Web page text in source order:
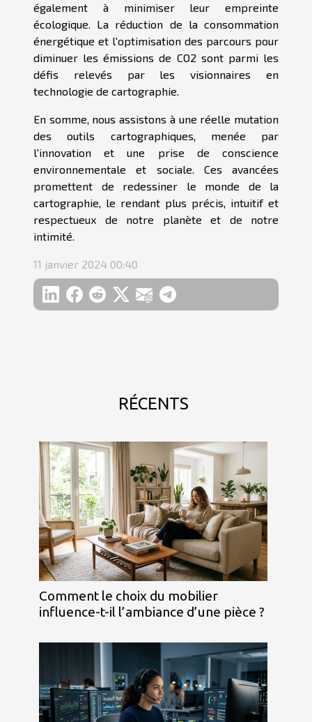
également à minimiser leur empreinte
écologique. La réduction de la consommation
énergétique et l'optimisation des parcours pour
diminuer les émissions de CO2 sont parmi les
défis relevés par les visionnaires en
technologie de cartographie.
En somme, nous assistons à une réelle mutation
des outils cartographiques, menée par
l'innovation et une prise de conscience
environnementale et sociale. Ces avancées
promettent de redessiner le monde de la
cartographie, le rendant plus précis, intuitif et
respectueux de notre planète et de notre
intimité.
11 janvier 2024 00:40
RÉCENTS
Comment le choix du mobilier
influence-t-il l’ambiance d’une pièce ?